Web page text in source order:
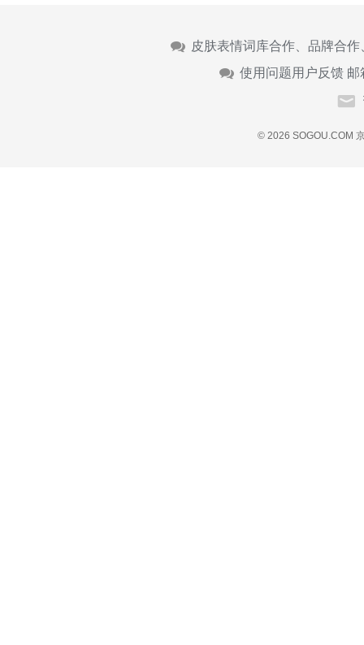
皮肤表情词库合作、品牌合
使用问题用户反馈 邮
© 2026 SOGOU.COM